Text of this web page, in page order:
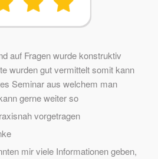
auf Fragen wurde konstruktiv
wurden gut vermittelt somit kann
Seminar aus welchem man
gerne weiter so
vorgetragen
mir viele Informationen geben,